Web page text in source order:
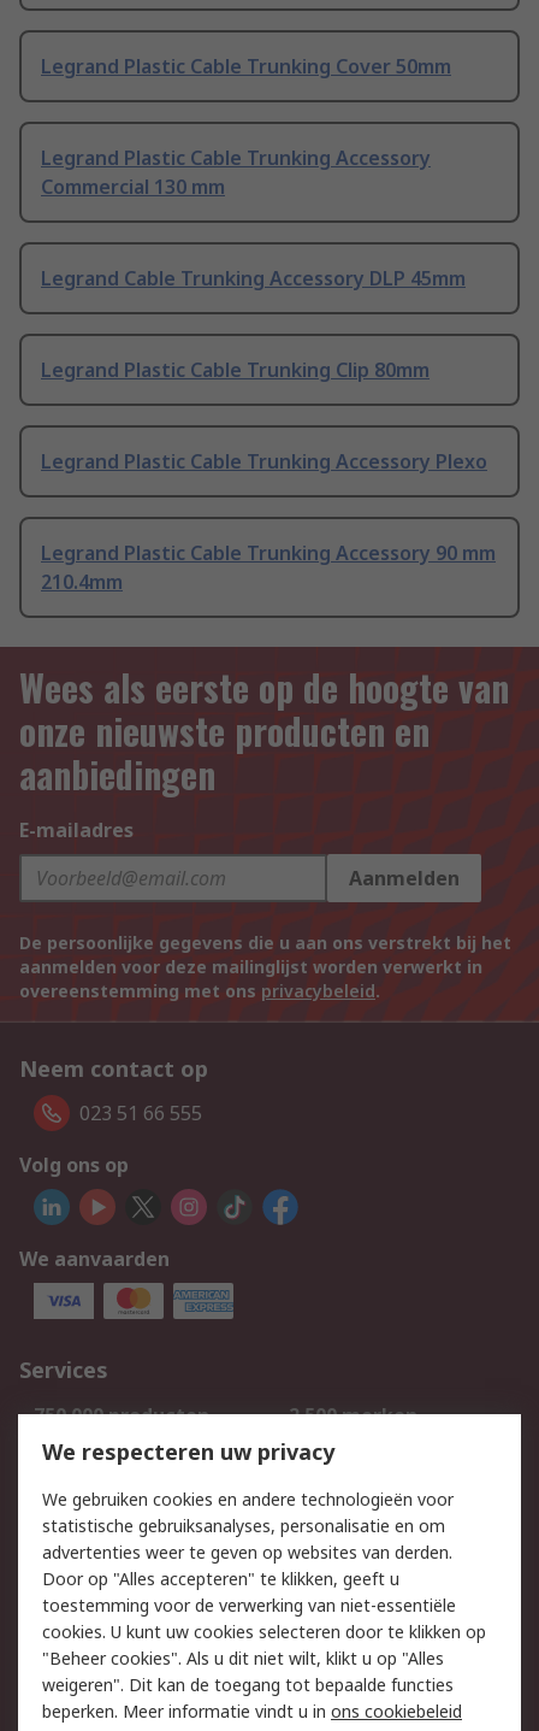
Legrand Plastic Cable Trunking Cover 50mm
Legrand Plastic Cable Trunking Accessory
Commercial 130 mm
Legrand Cable Trunking Accessory DLP 45mm
Legrand Plastic Cable Trunking Clip 80mm
Legrand Plastic Cable Trunking Accessory Plexo
Legrand Plastic Cable Trunking Accessory 90 mm
210.4mm
Wees als eerste op de hoogte van
onze nieuwste producten en
aanbiedingen
E-mailadres
Aanmelden
De persoonlijke gegevens die u aan ons verstrekt bij het
aanmelden voor deze mailinglijst worden verwerkt in
overeenstemming met ons privacybeleid.
Neem contact op
023 51 66 555
Volg ons op
We aanvaarden
Services
750.000 producten
2.500 merken
Bestellen
Inkoopoplossingen
Track & Trace
Wettelijk
Cookiebeleid
Email veiligheid
Privacybeleid
Websitevoorwaarden
Algemene
verkoopvoorwaarden
We respecteren uw privacy
We gebruiken cookies en andere technologieën voor
statistische gebruiksanalyses, personalisatie en om
advertenties weer te geven op websites van derden.
Door op "Alles accepteren" te klikken, geeft u
toestemming voor de verwerking van niet-essentiële
cookies. U kunt uw cookies selecteren door te klikken op
"Beheer cookies". Als u dit niet wilt, klikt u op "Alles
weigeren". Dit kan de toegang tot bepaalde functies
beperken. Meer informatie vindt u in ons cookiebeleid